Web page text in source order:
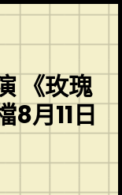
《玫瑰
8月11日